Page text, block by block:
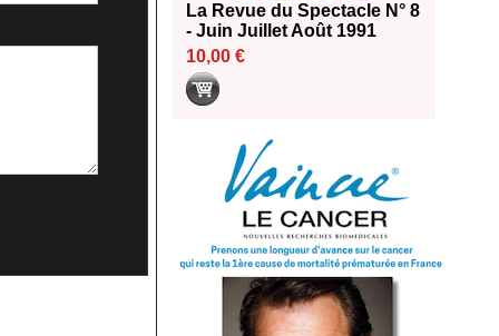
La Revue du Spectacle N° 8
- Juin Juillet Août 1991
10,00 €